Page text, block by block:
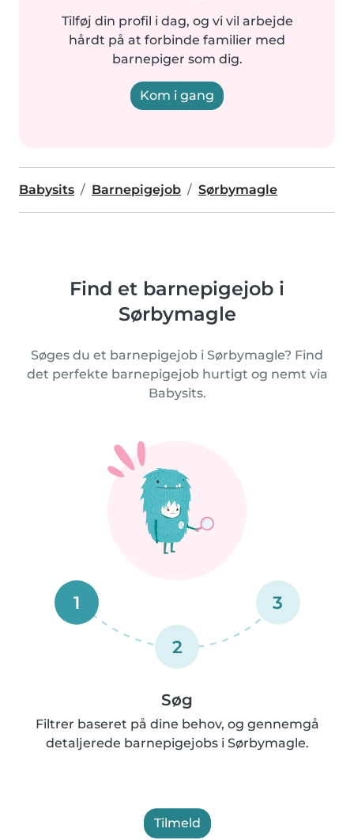
Tilføj din profil i dag, og vi vil arbejde
hårdt på at forbinde familier med
barnepiger som dig.
Kom i gang
Babysits Barnepigejob Sørbymagle
Find et barnepigejob i
Sørbymagle
Søges du et barnepigejob i Sørbymagle? Find
det perfekte barnepigejob hurtigt og nemt via
Babysits.
1
2
3
Søg
Filtrer baseret på dine behov, og gennemgå
detaljerede barnepigejobs i Sørbymagle.
Tilmeld